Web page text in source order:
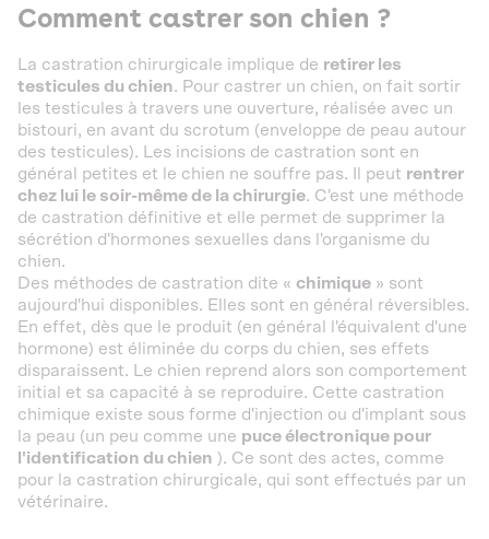
Comment castrer son chien ?
La castration chirurgicale implique de retirer les
testicules du chien. Pour castrer un chien, on fait sortir
les testicules à travers une ouverture, réalisée avec un
bistouri, en avant du scrotum (enveloppe de peau autour
des testicules). Les incisions de castration sont en
général petites et le chien ne souffre pas. Il peut rentrer
chez lui le soir-même de la chirurgie. C'est une méthode
de castration définitive et elle permet de supprimer la
sécrétion d'hormones sexuelles dans l'organisme du
chien.
Des méthodes de castration dite « chimique » sont
aujourd'hui disponibles. Elles sont en général réversibles.
En effet, dès que le produit (en général l'équivalent d'une
hormone) est éliminée du corps du chien, ses effets
disparaissent. Le chien reprend alors son comportement
initial et sa capacité à se reproduire. Cette castration
chimique existe sous forme d'injection ou d'implant sous
la peau (un peu comme une puce électronique pour
l'identification du chien ). Ce sont des actes, comme
pour la castration chirurgicale, qui sont effectués par un
vétérinaire.